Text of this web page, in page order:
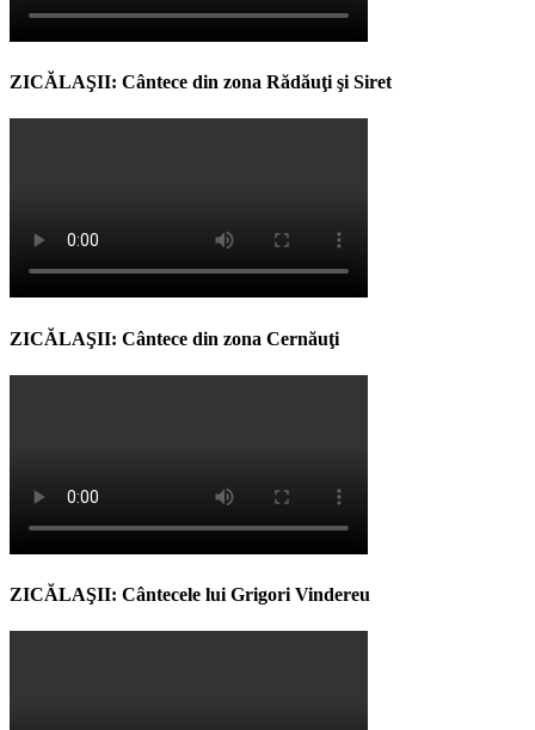
ZICĂLAŞII: Cântece din zona Rădăuţi şi Siret
ZICĂLAŞII: Cântece din zona Cernăuţi
ZICĂLAŞII: Cântecele lui Grigori Vindereu